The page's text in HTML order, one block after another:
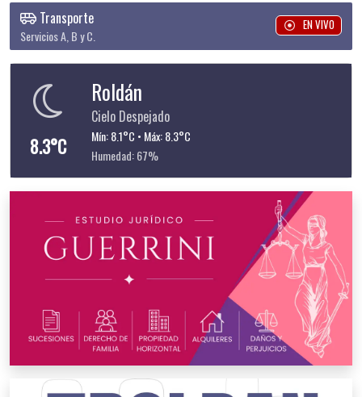
Transporte
Servicios A, B y C.
EN VIVO
8.3°C
Roldán
Cielo Despejado
Mín: 8.1°C • Máx: 8.3°C
Humedad: 67%